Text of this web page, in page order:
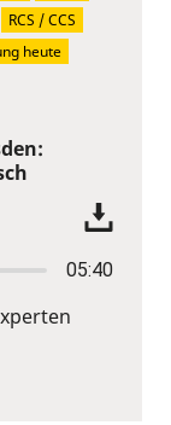
05:40
RCS / CCS
heute